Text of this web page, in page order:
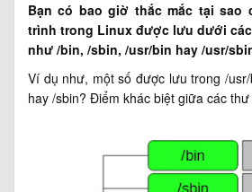
Bạn có bao giờ thắc mắc tại sao
trình trong Linux được lưu dưới
như /bin, /sbin, /usr/bin hay /usr/
Ví dụ như, một số được lưu trong /
hay /sbin? Điểm khác biệt giữa các